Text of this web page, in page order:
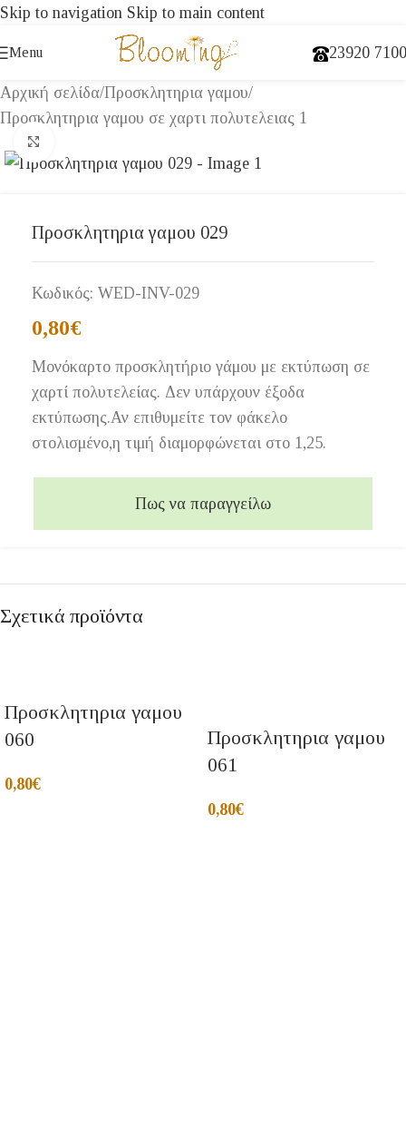
Skip to navigation Skip to main content
Menu 23920
Αρχική σελίδα/Προσκλητηρια γαμου/
Προσκλητηρια γαμου σε χαρτι πολυτελειας 1
Προσκλητηρια γαμου 029
Κωδικός: WED-INV-029
0,80€
Μονόκαρτο προσκλητήριο γάμου με εκτύπωση σε
χαρτί πολυτελείας. Δεν υπάρχουν έξοδα
εκτύπωσης.Αν επιθυμείτε τον φάκελο
στολισμένο,η τιμή διαμορφώνεται στο 1,25.
Πως να παραγγείλω
Σχετικά προϊόντα
Προσκλητηρια γαμου
060
0,80€
Προσκλητηρια γαμου
061
0,80€